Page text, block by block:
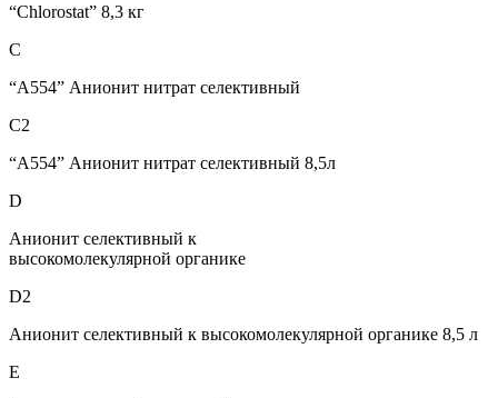
“Chlorostat” 8,3 кг
C
“A554” Анионит нитрат селективный
C2
“A554” Анионит нитрат селективный 8,5л
D
Анионит селективный к
высокомолекулярной органике
D2
Анионит селективный к высокомолекулярной органике 8,5 л
E